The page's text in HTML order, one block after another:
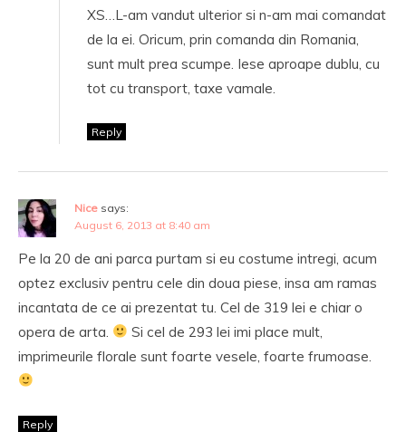
XS…L-am vandut ulterior si n-am mai comandat
de la ei. Oricum, prin comanda din Romania,
sunt mult prea scumpe. Iese aproape dublu, cu
tot cu transport, taxe vamale.
Reply
Nice says:
August 6, 2013 at 8:40 am
Pe la 20 de ani parca purtam si eu costume intregi, acum
optez exclusiv pentru cele din doua piese, insa am ramas
incantata de ce ai prezentat tu. Cel de 319 lei e chiar o
opera de arta.
Si cel de 293 lei imi place mult,
imprimeurile florale sunt foarte vesele, foarte frumoase.
Reply